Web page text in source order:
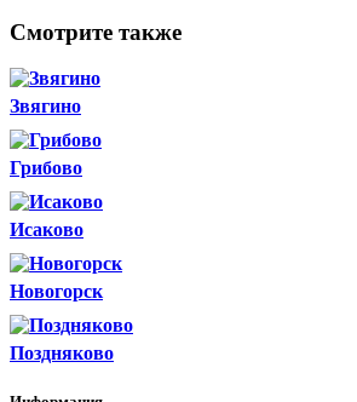
Смотрите также
Звягино
Грибово
Исаково
Новогорск
Поздняково